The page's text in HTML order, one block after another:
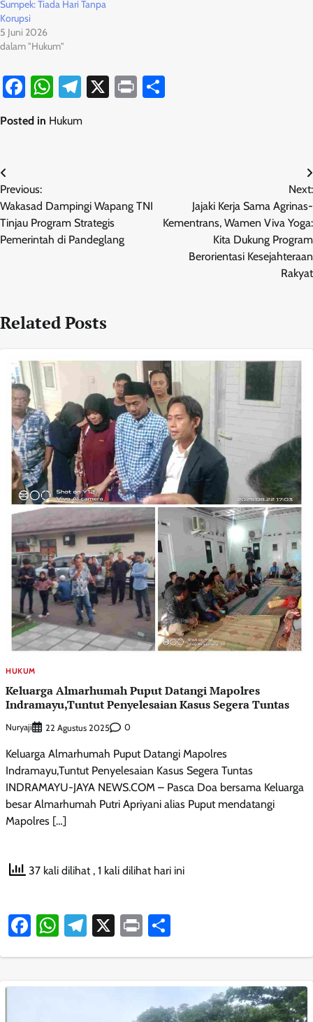
Sumpek: Tiada Hari Tanpa
Korupsi
5 Juni 2026
dalam "Hukum"
Facebook
WhatsApp
Telegram
X Print
Posted in Hukum
Navigasi
pos
Previous:
Wakasad Dampingi Wapang TNI
Tinjau Program Strategis
Pemerintah di Pandeglang
Next:
Jajaki Kerja Sama Agrinas-
Kementrans, Wamen Viva Yoga:
Kita Dukung Program
Berorientasi Kesejahteraan
Rakyat
Related Posts
HUKUM
Keluarga Almarhumah Puput Datangi Mapolres
Indramayu,Tuntut Penyelesaian Kasus Segera Tuntas
Nuryaji 22 Agustus 2025 0
Keluarga Almarhumah Puput Datangi Mapolres
Indramayu,Tuntut Penyelesaian Kasus Segera Tuntas
INDRAMAYU-JAYA NEWS.COM – Pasca Doa bersama Keluarga
besar Almarhumah Putri Apriyani alias Puput mendatangi
Mapolres […]
37 kali dilihat , 1 kali dilihat hari ini
Facebook
WhatsApp
Telegram
X Print